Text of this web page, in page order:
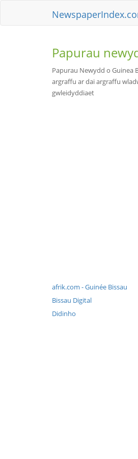
Papurau
Papurau Newydd o Guinea
argraffu ar dai argraffu
gwleidyddiaet
afrik.com - Guinée Bissau
Bissau Digital
Didinho